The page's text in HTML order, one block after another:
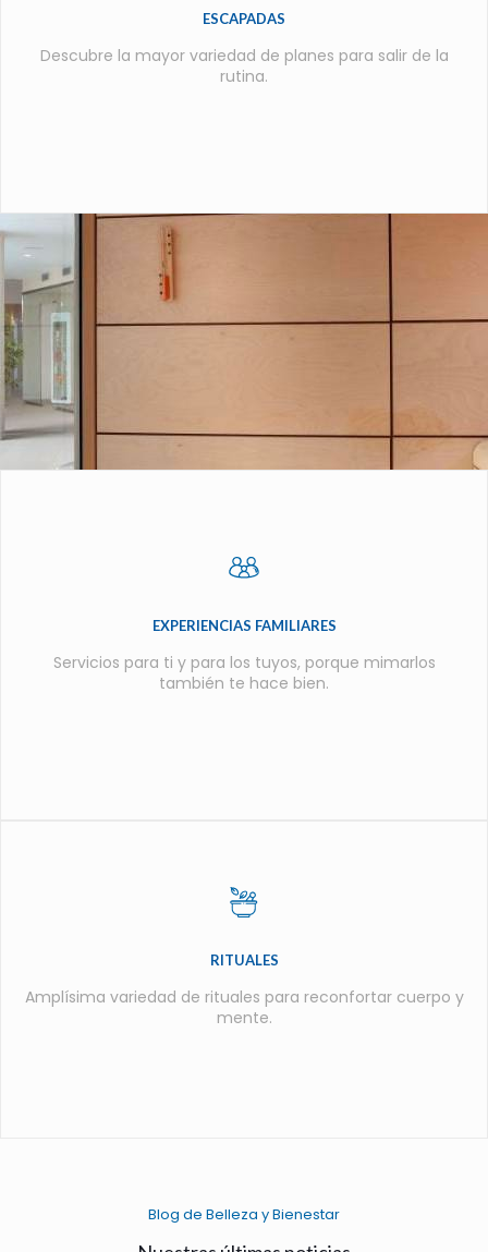
ESCAPADAS
Descubre la mayor variedad de planes para salir de la
rutina.
EXPERIENCIAS FAMILIARES
Servicios para ti y para los tuyos, porque mimarlos
también te hace bien.
RITUALES
Amplísima variedad de rituales para reconfortar cuerpo y
mente.
Blog de Belleza y Bienestar